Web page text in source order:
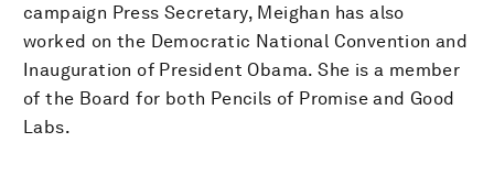
campaign Press Secretary, Meighan has also
worked on the Democratic National Convention and
Inauguration of President Obama. She is a member
of the Board for both Pencils of Promise and Good
Labs.